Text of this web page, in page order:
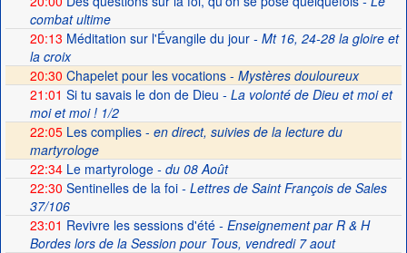
combat ultime
20:13 Méditation sur l'Évangile du jour- Mt 16, 24-28 la gloire et
la croix
20:30 Chapelet pour les vocations - Mystères douloureux
21:01 Si tu savais le don de Dieu - La volonté de Dieu et moi et
moi et moi ! 1/2
22:05Les complies - en direct, suivies de la lecture du
martyrologe
22:34Le martyrologe- du 08 Août
22:30 Sentinelles de la foi- Lettres de Saint François de Sales
37/106
23:01 Revivre les sessions d'été- Enseignement par R & H
Bordes lors de la Session pour Tous, vendredi 7 aout